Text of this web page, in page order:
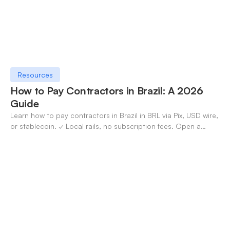
Resources
How to Pay Contractors in Brazil: A 2026
Guide
Learn how to pay contractors in Brazil in BRL via Pix, USD wire,
or stablecoin. ✓ Local rails, no subscription fees. Open a